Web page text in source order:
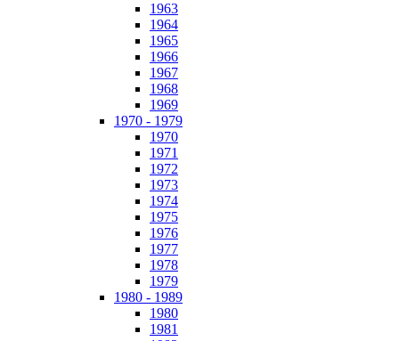
1963
1964
1965
1966
1967
1968
1969
1970 - 1979
1970
1971
1972
1973
1974
1975
1976
1977
1978
1979
1980 - 1989
1980
1981